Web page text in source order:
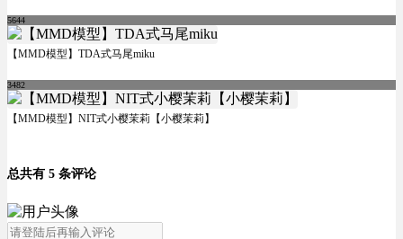
5644
【MMD模型】TDA式马尾miku
3482
【MMD模型】NIT式小樱茉莉【小樱茉莉】
总共有 5 条评论